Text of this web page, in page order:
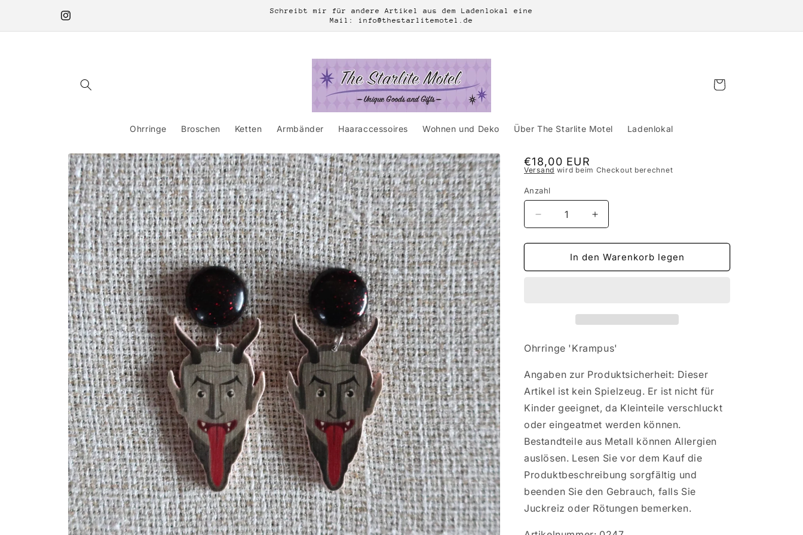
Instagram
Schreibt mir für andere Artikel aus dem Ladenlokal eine
Mail: info@thestarlitemotel.de
Ohrringe Broschen Ketten Armbänder Haaraccessoires Wohnen und Deko Über The Starlite Motel Ladenlokal
Warenkorb
Produktinformationen
springen
Normaler
Preis
€18,00 EUR
Versand wird beim Checkout berechnet
Anzahl
Verringere
die
Menge
Ohrringe
Erhöhe
die
Menge
für
Ohrringe
In den Warenkorb legen
Ohrringe 'Krampus'
Angaben zur Produktsicherheit: Dieser
Artikel ist kein Spielzeug. Er ist nicht für
Kinder geeignet, da Kleinteile verschluckt
oder eingeatmet werden können.
Bestandteile aus Metall können Allergien
auslösen. Lesen Sie vor dem Kauf die
Produktbeschreibung sorgfältig und
beenden Sie den Gebrauch, falls Sie
Juckreiz oder Rötungen bemerken.